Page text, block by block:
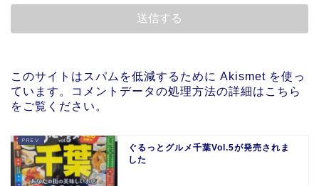
このサイトはスパムを低減するために Akismet を使っ
ています。
コメントデータの処理方法の詳細はこちら
をご覧ください 。
ぐるっとグルメ千葉Vol.5が発売されま
した